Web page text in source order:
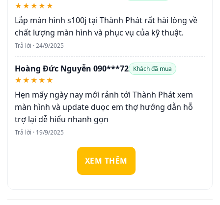
★★★★★
Lắp màn hình s100j tại Thành Phát rất hài lòng về
chất lượng màn hình và phục vụ của kỹ thuật.
Trả lời · 24/9/2025
Hoàng Đức Nguyễn 090***72 Khách đã mua
★★★★★
Hẹn mấy ngày nay mới rảnh tới Thành Phát xem
màn hình và update duọc em thợ hướng dẫn hỗ
trợ lại dễ hiểu nhanh gọn
Trả lời · 19/9/2025
XEM THÊM